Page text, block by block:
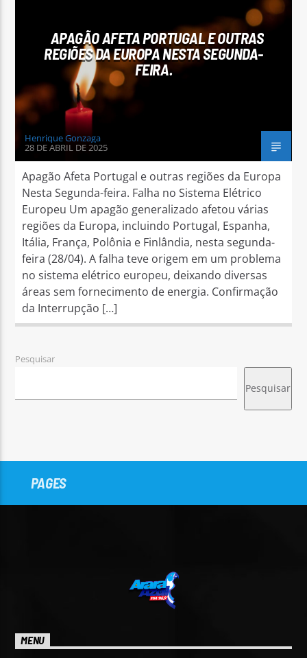
Arara Azul FM
APAGÃO AFETA PORTUGAL E OUTRAS
REGIÕES DA EUROPA NESTA SEGUNDA-
FEIRA.
Henrique Gonzaga
28 DE ABRIL DE 2025
Apagão Afeta Portugal e outras regiões da Europa
Nesta Segunda-feira. Falha no Sistema Elétrico
Europeu Um apagão generalizado afetou várias
regiões da Europa, incluindo Portugal, Espanha,
Itália, França, Polônia e Finlândia, nesta segunda-
feira (28/04). A falha teve origem em um problema
no sistema elétrico europeu, deixando diversas
áreas sem fornecimento de energia. Confirmação
da Interrupção […]
Pesquisar
Pesquisar
PAGES
MENU